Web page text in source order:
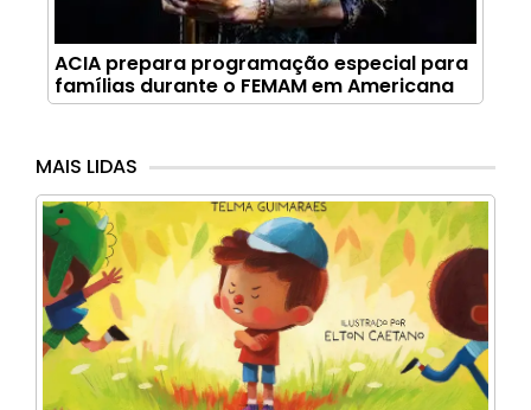
ACIA prepara programação especial para
famílias durante o FEMAM em Americana
MAIS LIDAS